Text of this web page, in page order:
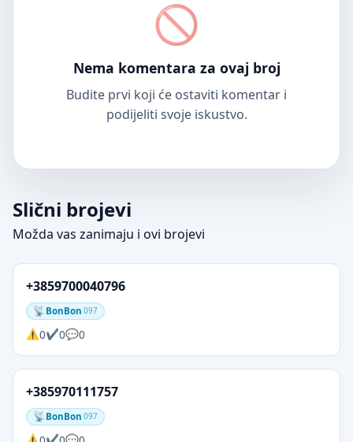
Nema komentara za ovaj broj
Budite prvi koji će ostaviti komentar i
podijeliti svoje iskustvo.
Slični brojevi
Možda vas zanimaju i ovi brojevi
+3859700040796
BonBon 097
0 0 0
+385970111757
BonBon 097